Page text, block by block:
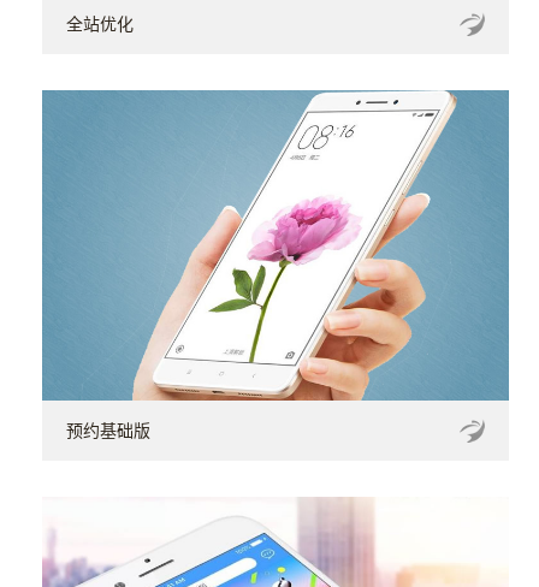
全站优化
预约基础版